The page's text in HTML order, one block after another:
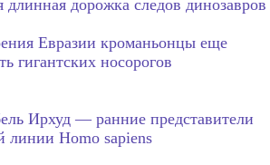
длинная дорожка следов динозавров
Евразии кроманьонцы еще
гигантских носорогов
Ирхуд — ранние представители
линии Homo sapiens